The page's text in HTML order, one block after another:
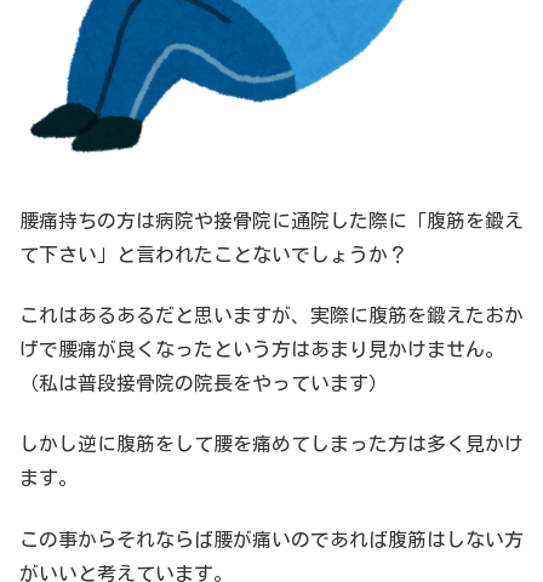
腰痛持ちの方は病院や接骨院に通院した際に「腹筋を鍛え
て下さい」と言われたことないでしょうか？
これはあるあるだと思いますが、実際に腹筋を鍛えたおか
げで腰痛が良くなったという方はあまり見かけません。
（私は普段接骨院の院長をやっています）
しかし逆に腹筋をして腰を痛めてしまった方は多く見かけ
ます。
この事からそれならば腰が痛いのであれば腹筋はしない方
がいいと考えています。